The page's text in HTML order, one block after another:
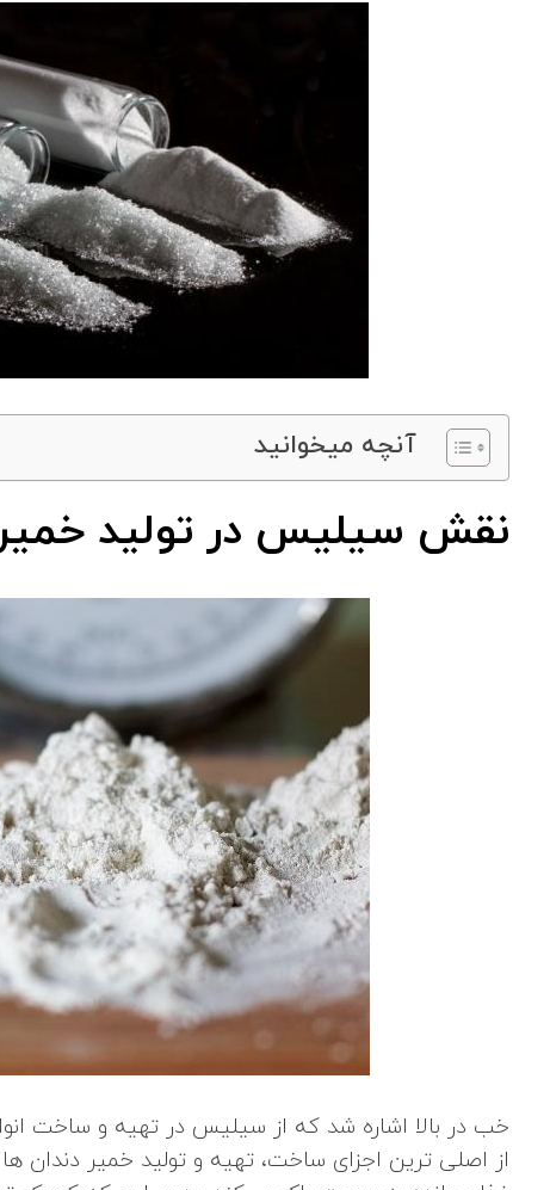
آنچه میخوانید
نقش سیلیس در تولید
خب در بالا اشاره شد که از سیلیس در تهیه و ساخت
از اصلی‌ ترین اجزای ساخت، تهیه و تولید خمیر دندان